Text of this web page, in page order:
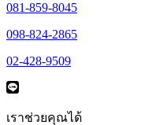
081-859-8045
098-824-2865
02-428-9509
เราช่วยคุณได้